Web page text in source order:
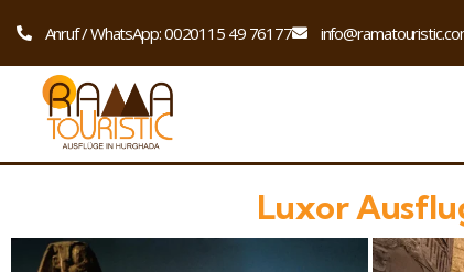
Anruf / WhatsApp: 0020115 49 76177
Luxor